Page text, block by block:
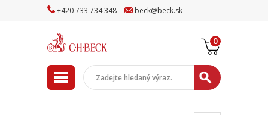
+420733 734348 beck@beck.sk
0